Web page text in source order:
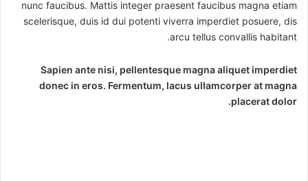
nunc faucibus. Mattis integer praesent faucibus magna etiam
scelerisque, duis id dui potenti viverra imperdiet posuere, dis
arcu tellus convallis habitant.
Sapien ante nisi, pellentesque magna aliquet imperdiet
donec in eros. Fermentum, lacus ullamcorper at magna
placerat dolor.